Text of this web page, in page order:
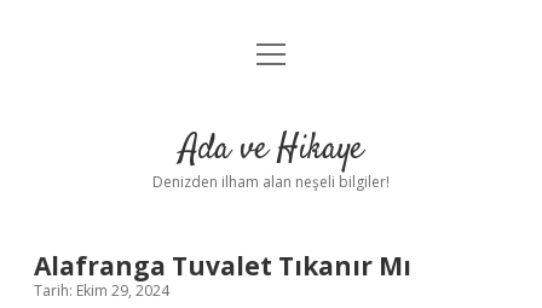
Anasayfa
Yasal Uyarı
menüyü
Ada ve Hikaye
Denizden ilham alan neşeli bilgiler!
Alafranga Tuvalet Tıkanır Mı
Tarih: Ekim 29, 2024